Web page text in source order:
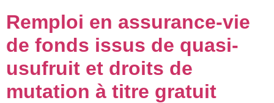
Remploi en assurance-vie
de fonds issus de quasi-
usufruit et droits de
mutation à titre gratuit